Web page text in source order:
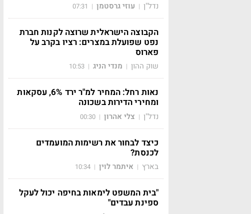
נדל"ן | עוזי גרסטמן |
07:31
הקבוצה הישראלית שרוצה לקנות חברת
נפט שפועלת במצרים: רציו בקרב על
פארוס
שוק ההון | מנדי הניג |
10:53
נאות רחל: המחיר למ"ר ירד 6%, עסקאות
ומחירי הדירות בשכונה
נדל"ן | צלי אהרון |
00:30
כיצד לבחור את רשימות המועמדים
לכנסת?
בארץ | איתמר לוין |
10:34
"בית המשפט לימאות בחיפה יכול לעקל
ספינת עבדים"